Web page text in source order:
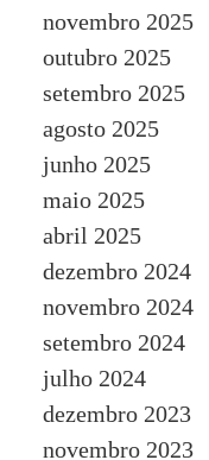
novembro 2025
outubro 2025
setembro 2025
agosto 2025
junho 2025
maio 2025
abril 2025
dezembro 2024
novembro 2024
setembro 2024
julho 2024
dezembro 2023
novembro 2023